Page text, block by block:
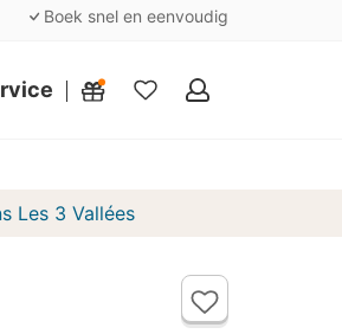
Boek snel en eenvoudig
Mijn
Les 3 Vallées